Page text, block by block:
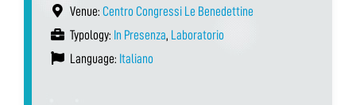
Venue: Centro Congressi Le Benedettine
Typology: In Presenza, Laboratorio
Language: Italiano